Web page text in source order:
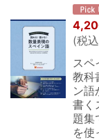
(税込
スペ
教科
ン語
書く
題集
を